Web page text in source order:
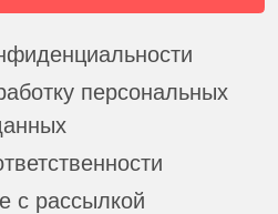
персональных
с рассылкой